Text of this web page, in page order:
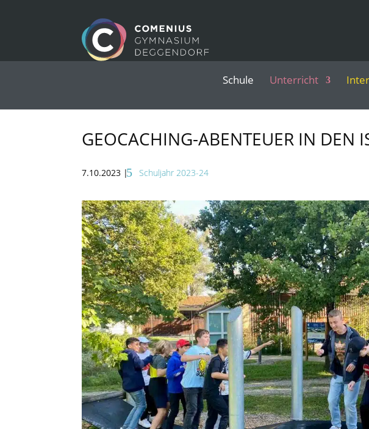
Schule Unterricht
GEOCACHING-ABENTEUER IN DEN
7.10.2023 | Schuljahr 2023-24